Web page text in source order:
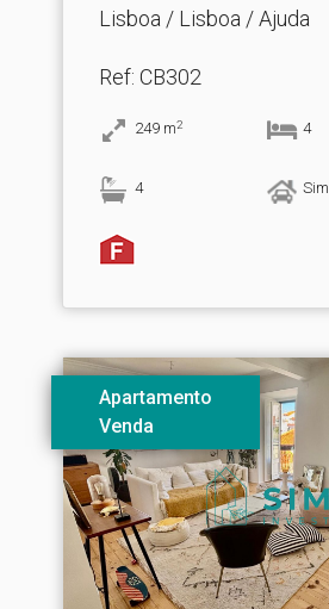
Lisboa / Lisboa / Ajuda
Ref: CB302
249 m2 4
4 Sim
Apartamento
Venda